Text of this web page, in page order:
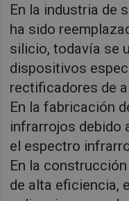
En la industria de
ha sido
silicio, todavía se
dispositivos
rectificadores de
En la fabricación
infrarrojos debido
el espectro
En la
de alta eficiencia,